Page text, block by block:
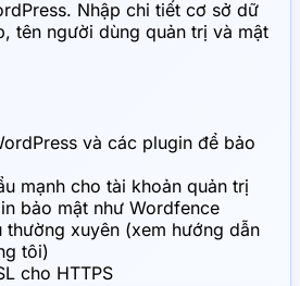
Nhập chi tiết cơ sở dữ
tên người dùng quản trị và mật
và các plugin để bảo
mạnh cho tài khoản quản trị
bảo mật như Wordfence
thường xuyên (xem hướng dẫn
tôi)
cho HTTPS